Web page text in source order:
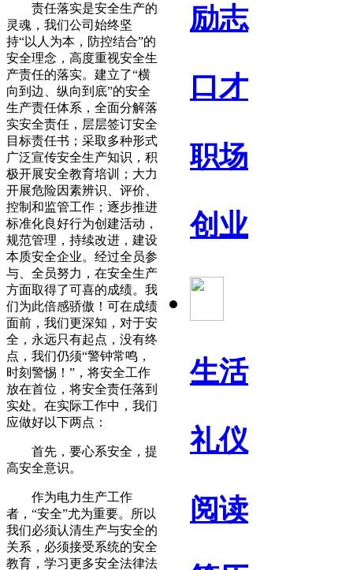
励志
口才
职场
创业
生活
礼仪
阅读
责任落实是安全生产的
灵魂，我们公司始终坚
持“以人为本，防控结合”的
安全理念，高度重视安全生
产责任的落实。建立了“横
向到边、纵向到底”的安全
生产责任体系，全面分解落
实安全责任，层层签订安全
目标责任书；采取多种形式
广泛宣传安全生产知识，积
极开展安全教育培训；大力
开展危险因素辨识、评价、
控制和监管工作；逐步推进
标准化良好行为创建活动，
规范管理，持续改进，建设
本质安全企业。经过全员参
与、全员努力，在安全生产
方面取得了可喜的成绩。我
们为此倍感骄傲！可在成绩
面前，我们更深知，对于安
全，永远只有起点，没有终
点，我们仍须“警钟常鸣，
时刻警惕！”，将安全工作
放在首位，将安全责任落到
实处。在实际工作中，我们
应做好以下两点：
首先，要心系安全，提
高安全意识。
作为电力生产工作
者，“安全”尤为重要。所以
我们必须认清生产与安全的
关系，必须接受系统的安全
教育，学习更多安全法律法